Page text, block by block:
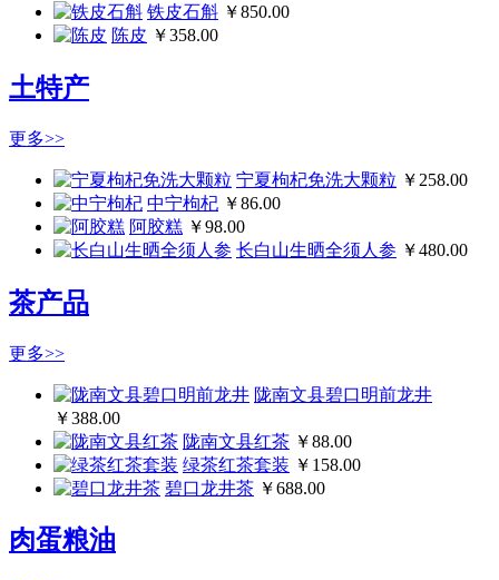
铁皮石斛 ￥850.00
陈皮 ￥358.00
土特产
更多>>
宁夏枸杞免洗大颗粒 ￥258.00
中宁枸杞 ￥86.00
阿胶糕 ￥98.00
长白山生晒全须人参 ￥480.00
茶产品
更多>>
陇南文县碧口明前龙井
￥388.00
陇南文县红茶 ￥88.00
绿茶红茶套装 ￥158.00
碧口龙井茶 ￥688.00
肉蛋粮油